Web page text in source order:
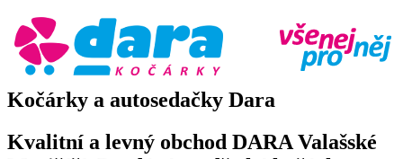
Kočárky a autosedačky Dara
Kvalitní a levný obchod DARA Valašské